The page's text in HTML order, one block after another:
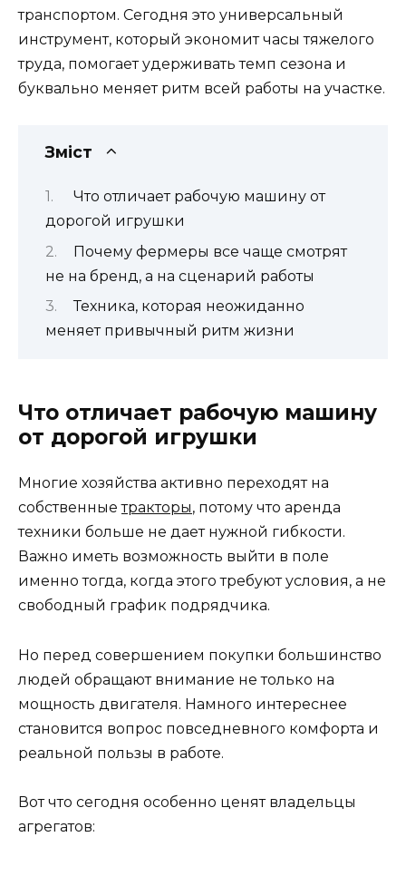
транспортом. Сегодня это универсальный
инструмент, который экономит часы тяжелого
труда, помогает удерживать темп сезона и
буквально меняет ритм всей работы на участке.
Зміст
Что отличает рабочую машину от
дорогой игрушки
Почему фермеры все чаще смотрят
не на бренд, а на сценарий работы
Техника, которая неожиданно
меняет привычный ритм жизни
Что отличает рабочую машину
от дорогой игрушки
Многие хозяйства активно переходят на
собственныетракторы, потому что аренда
техники больше не дает нужной гибкости.
Важно иметь возможность выйти в поле
именно тогда, когда этого требуют условия, а не
свободный график подрядчика.
Но перед совершением покупки большинство
людей обращают внимание не только на
мощность двигателя. Намного интереснее
становится вопрос повседневного комфорта и
реальной пользы в работе.
Вот что сегодня особенно ценят владельцы
агрегатов: